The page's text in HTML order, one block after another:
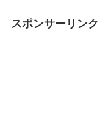
スポンサーリンク